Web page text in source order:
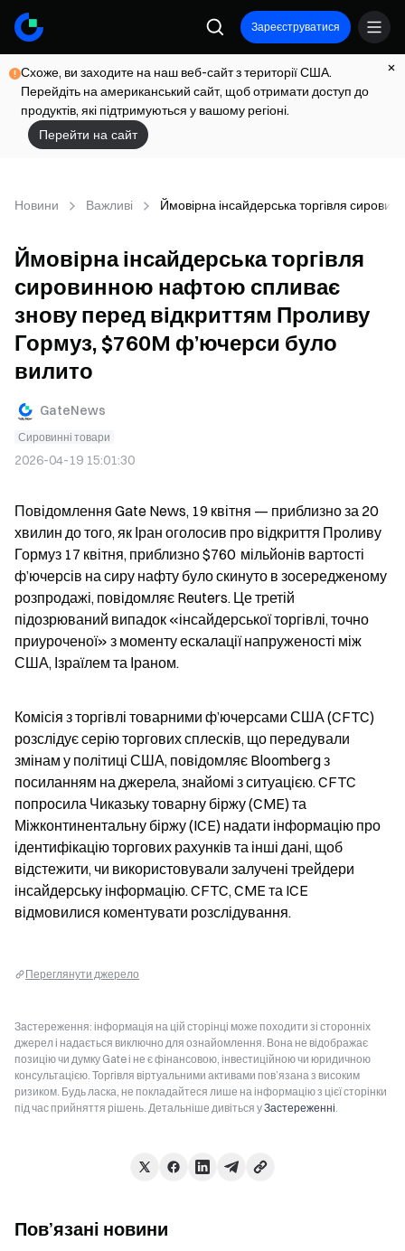
Зареєструватися
Схоже, ви заходите на наш веб-сайт з території США.
Перейдіть на американський сайт, щоб отримати доступ до
продуктів, які підтримуються у вашому регіоні.
Перейти на сайт
Новини Важливі Ймовірна інсайдерська торгівля
Ймовірна інсайдерська торгівля
сировинною нафтою спливає
знову перед відкриттям Проливу
Гормуз, $760M ф’ючерси було
вилито
GateNews
Сировинні товари
2026-04-19 15:01:30
Повідомлення Gate News, 19 квітня — приблизно за 20
хвилин до того, як Іран оголосив про відкриття Проливу
Гормуз 17 квітня, приблизно $760  мільйонів вартості
ф’ючерсів на сиру нафту було скинуто в зосередженому
розпродажі, повідомляє Reuters. Це третій
підозрюваний випадок «інсайдерської торгівлі, точно
приуроченої» з моменту ескалації напруженості між
США, Ізраїлем та Іраном.
Комісія з торгівлі товарними ф’ючерсами США (CFTC)
розслідує серію торгових сплесків, що передували
змінам у політиці США, повідомляє Bloomberg з
посиланням на джерела, знайомі з ситуацією. CFTC
попросила Чиказьку товарну біржу (CME) та
Міжконтинентальну біржу (ICE) надати інформацію про
ідентифікацію торгових рахунків та інші дані, щоб
відстежити, чи використовували залучені трейдери
інсайдерську інформацію. CFTC, CME та ICE
відмовилися коментувати розслідування.
Переглянути джерело
Застереження: інформація на цій сторінці може походити зі сторонніх
джерел і надається виключно для ознайомлення. Вона не відображає
позицію чи думку Gate і не є фінансовою, інвестиційною чи юридичною
консультацією. Торгівля віртуальними активами пов’язана з високим
ризиком. Будь ласка, не покладайтеся лише на інформацію з цієї сторінки
під час прийняття рішень. Детальніше дивіться уЗастереженні.
Пов’язані новини